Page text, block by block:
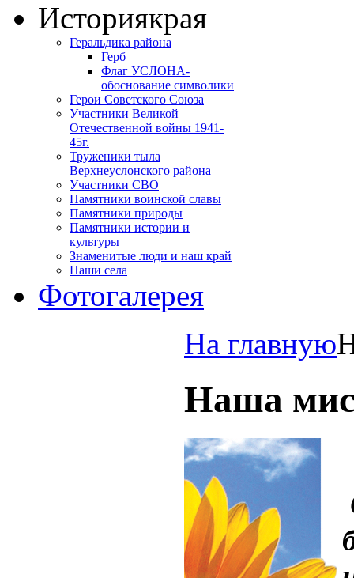
Историякрая
Геральдика района
Герб
Флаг УСЛОНА-
обоснование символики
Герои Советского Союза
Участники Великой
Отечественной войны 1941-
45г.
Труженики тыла
Верхнеуслонского района
Участники СВО
Памятники воинской славы
Памятники природы
Памятники истории и
культуры
Знаменитые люди и наш край
Наши села
Фотогалерея
На главную
Наша